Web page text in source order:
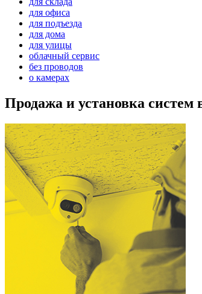
для офиса
для подъезда
для дома
для улицы
облачный сервис
без проводов
о камерах
Продажа и установка систем